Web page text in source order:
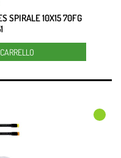
SPIRALE 10X15 70FG